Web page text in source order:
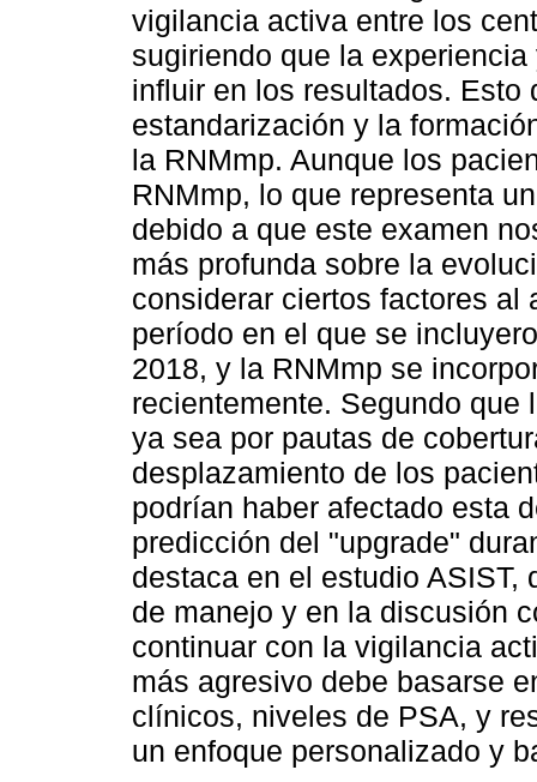
vigilancia activa entre los
sugiriendo que la
influir en los resultados. Esto
estandarización y la
la RNMmp. Aunque los
RNMmp, lo que representa
debido a que este examen
más profunda sobre la
considerar ciertos factores al
período en el que se
2018, y la RNMmp se
recientemente. Segundo
ya sea por pautas de
desplazamiento de los
podrían haber afectado esta
predicción del "upgrade"
destaca en el estudio ASIST,
de manejo y en la discusión
continuar con la vigilancia
más agresivo debe basarse
clínicos, niveles de PSA, y
un enfoque personalizado y